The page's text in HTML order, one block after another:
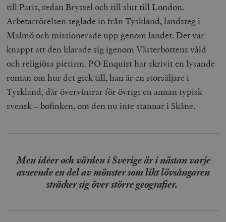
till Paris, sedan Bryssel och till slut till London.
Arbetarrörelsen seglade in från Tyskland, landsteg i
Malmö och missionerade upp genom landet. Det var
knappt att den klarade sig igenom Västerbottens våld
och religiösa pietism. PO Enquist har skrivit en lysande
roman om hur det gick till, han är en storsäljare i
Tyskland, där övervintrar för övrigt en annan typisk
svensk – bofinken, om den nu inte stannar i Skåne.
Men idéer och värden i Sverige är i nästan varje
avseende en del av mönster som likt lövsångaren
sträcker sig över större geografier.